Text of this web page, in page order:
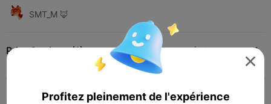
SMT_M 🦊
Print Settings (1) Add Loisirs et bricolage Robots et mechas 

Profitez pleinement de l'expérience